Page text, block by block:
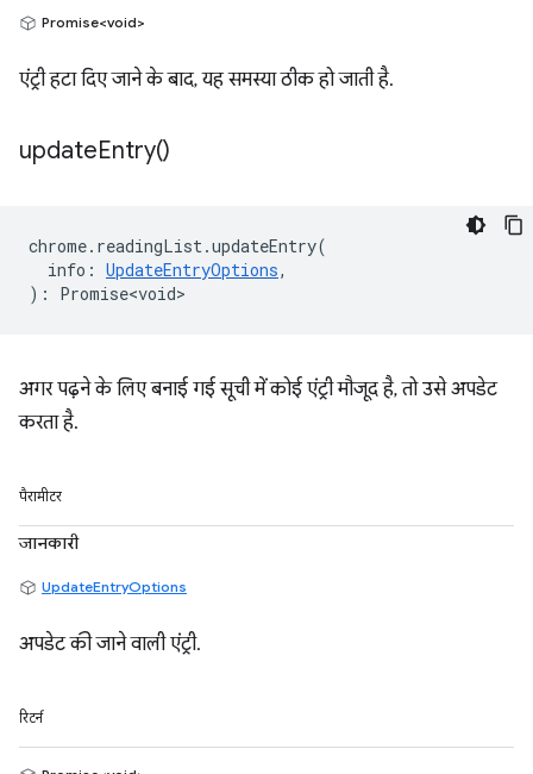
Promise<void>
एंट्री हटा दिए जाने के बाद, यह समस्या ठीक हो जाती है.
updateEntry()
chrome. readingList .updateEntry(
info : UpdateEntryOptions,
) : Promise<void>
अगर पढ़ने के लिए बनाई गई सूची में कोई एंट्री मौजूद है, तो उसे अपडेट
करता है.
पैरामीटर
जानकारी
UpdateEntryOptions
अपडेट की जाने वाली एंट्री.
रिटर्न